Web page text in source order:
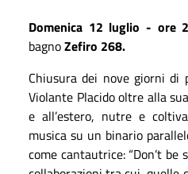
Domenica 12 luglio - ore
bagnoZefiro 268.
Chiusura dei nove giorni di
Violante Placido oltre alla
e all’estero, nutre e
musica su un binario
come cantautrice: “Don’t be